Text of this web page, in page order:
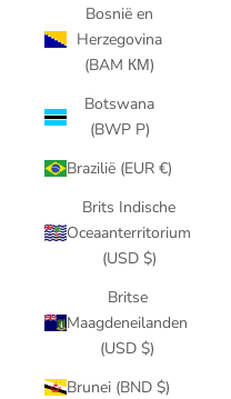
Bosnië en
Herzegovina
(BAM КМ)
Botswana
(BWP P)
Brazilië (EUR €)
Brits Indische
Oceaanterritorium
(USD $)
Britse
Maagdeneilanden
(USD $)
Brunei (BND $)